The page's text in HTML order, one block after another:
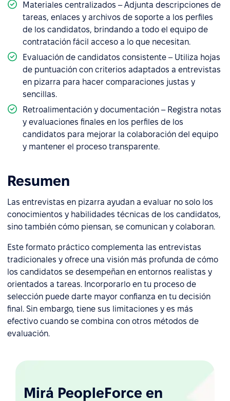
Materiales centralizados – Adjunta descripciones de
tareas, enlaces y archivos de soporte a los perfiles
de los candidatos, brindando a todo el equipo de
contratación fácil acceso a lo que necesitan.
Evaluación de candidatos consistente – Utiliza hojas
de puntuación con criterios adaptados a entrevistas
en pizarra para hacer comparaciones justas y
sencillas.
Retroalimentación y documentación – Registra notas
y evaluaciones finales en los perfiles de los
candidatos para mejorar la colaboración del equipo
y mantener el proceso transparente.
Resumen
Las entrevistas en pizarra ayudan a evaluar no solo los
conocimientos y habilidades técnicas de los candidatos,
sino también cómo piensan, se comunican y colaboran.
Este formato práctico complementa las entrevistas
tradicionales y ofrece una visión más profunda de cómo
los candidatos se desempeñan en entornos realistas y
orientados a tareas. Incorporarlo en tu proceso de
selección puede darte mayor confianza en tu decisión
final. Sin embargo, tiene sus limitaciones y es más
efectivo cuando se combina con otros métodos de
evaluación.
Mirá PeopleForce en